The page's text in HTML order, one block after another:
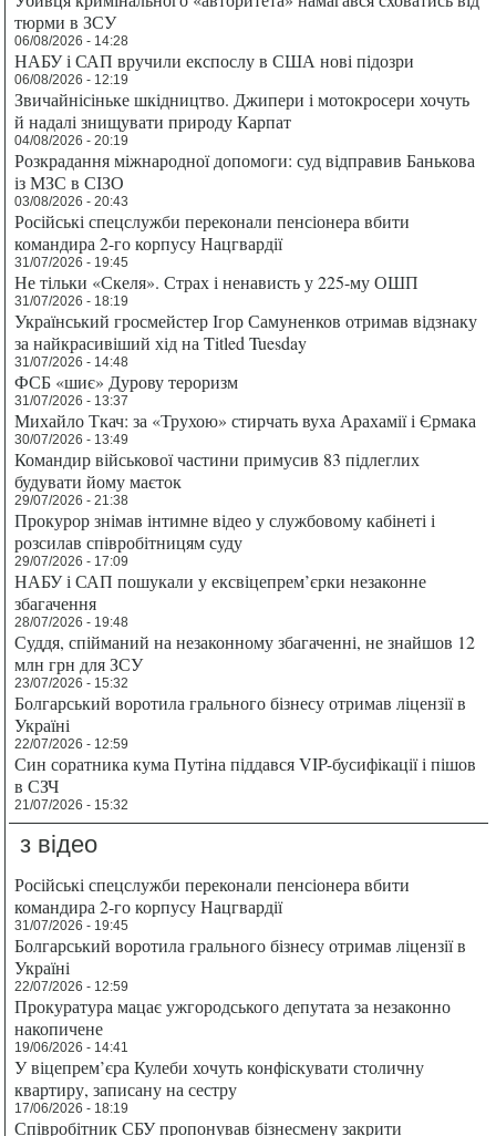
тюрми в ЗСУ
06/08/2026 - 14:28
НАБУ і САП вручили експослу в США нові підозри
06/08/2026 - 12:19
Звичайнісіньке шкідництво. Джипери і мотокросери хочуть
й надалі знищувати природу Карпат
04/08/2026 - 20:19
Розкрадання міжнародної допомоги: суд відправив Банькова
із МЗС в СІЗО
03/08/2026 - 20:43
Російські спецслужби переконали пенсіонера вбити
командира 2-го корпусу Нацгвардії
31/07/2026 - 19:45
Не тільки «Скеля». Страх і ненависть у 225-му ОШП
31/07/2026 - 18:19
Український гросмейстер Ігор Самуненков отримав відзнаку
за найкрасивіший хід на Titled Tuesday
31/07/2026 - 14:48
ФСБ «шиє» Дурову тероризм
31/07/2026 - 13:37
Михайло Ткач: за «Трухою» стирчать вуха Арахамії і Єрмака
30/07/2026 - 13:49
Командир військової частини примусив 83 підлеглих
будувати йому маєток
29/07/2026 - 21:38
Прокурор знімав інтимне відео у службовому кабінеті і
розсилав співробітницям суду
29/07/2026 - 17:09
НАБУ і САП пошукали у ексвіцепрем’єрки незаконне
збагачення
28/07/2026 - 19:48
Суддя, спійманий на незаконному збагаченні, не знайшов 12
млн грн для ЗСУ
23/07/2026 - 15:32
Болгарський воротила грального бізнесу отримав ліцензії в
Україні
22/07/2026 - 12:59
Син соратника кума Путіна піддався VIP-бусифікації і пішов
в СЗЧ
21/07/2026 - 15:32
з відео
Російські спецслужби переконали пенсіонера вбити
командира 2-го корпусу Нацгвардії
31/07/2026 - 19:45
Болгарський воротила грального бізнесу отримав ліцензії в
Україні
22/07/2026 - 12:59
Прокуратура мацає ужгородського депутата за незаконно
накопичене
19/06/2026 - 14:41
У віцепрем’єра Кулеби хочуть конфіскувати столичну
квартиру, записану на сестру
17/06/2026 - 18:19
Співробітник СБУ пропонував бізнесмену закрити